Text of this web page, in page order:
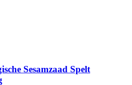
Sesamzaad Spelt